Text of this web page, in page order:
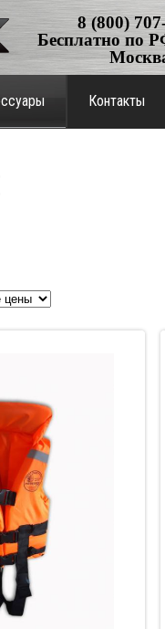
8 (800)
Бесплатно по
Контакты